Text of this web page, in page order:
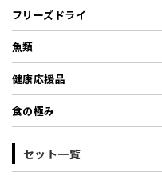
フリーズドライ
魚類
健康応援品
食の極み
セット一覧